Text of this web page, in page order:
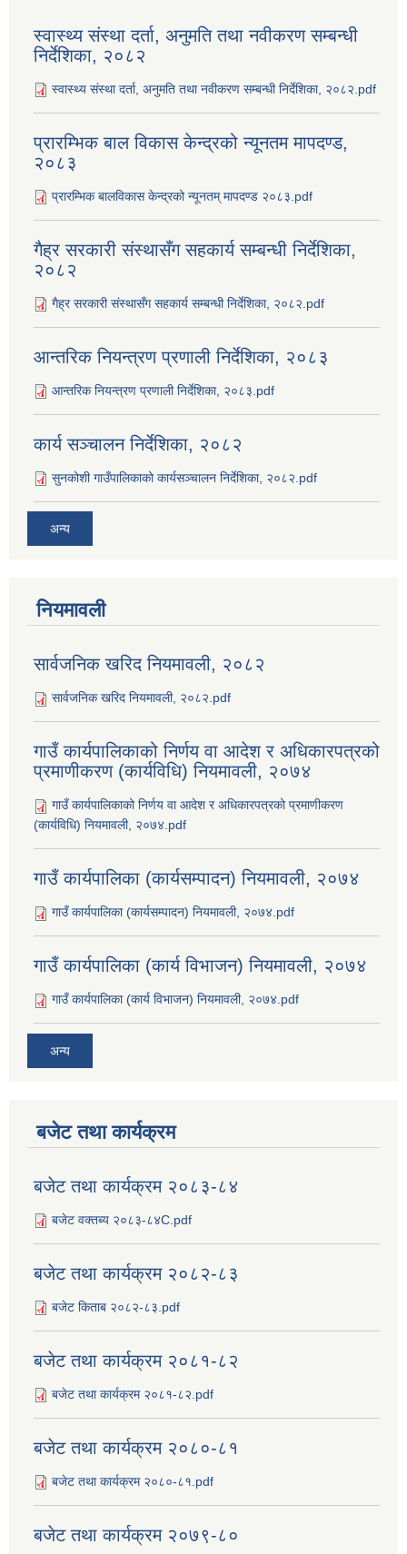
स्वास्थ्य संस्था दर्ता, अनुमति तथा नवीकरण सम्बन्धी
निर्देशिका, २०८२
स्वास्थ्य संस्था दर्ता, अनुमति तथा नवीकरण सम्बन्धी निर्देशिका, २०८२.pdf
प्रारम्भिक बाल विकास केन्द्रको न्यूनतम मापदण्ड,
२०८३
प्रारम्भिक बालविकास केन्द्रको न्यूनतम् मापदण्ड २०८३.pdf
गैह्र सरकारी संस्थासँग सहकार्य सम्बन्धी निर्देशिका,
२०८२
गैह्र सरकारी संस्थासँग सहकार्य सम्बन्धी निर्देशिका, २०८२.pdf
आन्तरिक नियन्त्रण प्रणाली निर्देशिका, २०८३
आन्तरिक नियन्त्रण प्रणाली निर्देशिका, २०८३.pdf
कार्य सञ्‍चालन निर्देशिका, २०८२
सुनकोशी गाउँपालिकाको कार्यसञ्‍चालन निर्देशिका, २०८२.pdf
अन्य
नियमावली
सार्वजनिक खरिद नियमावली, २०८२
सार्वजनिक खरिद नियमावली, २०८२.pdf
गाउँ कार्यपालिकाको निर्णय वा आदेश र अधिकारपत्रको
प्रमाणीकरण (कार्यविधि) नियमावली, २०७४
गाउँ कार्यपालिकाको निर्णय वा आदेश र अधिकारपत्रको प्रमाणीकरण
(कार्यविधि) नियमावली, २०७४.pdf
गाउँ कार्यपालिका (कार्यसम्पादन) नियमावली, २०७४
गाउँ कार्यपालिका (कार्यसम्पादन) नियमावली, २०७४.pdf
गाउँ कार्यपालिका (कार्य विभाजन) नियमावली, २०७४
गाउँ कार्यपालिका (कार्य विभाजन) नियमावली, २०७४.pdf
अन्य
बजेट तथा कार्यक्रम
बजेट तथा कार्यक्रम २०८३-८४
बजेट वक्तब्य २०८३-८४C.pdf
बजेट तथा कार्यक्रम २०८२-८३
बजेट किताब २०८२-८३.pdf
बजेट तथा कार्यक्रम २०८१-८२
बजेट तथा कार्यक्रम २०८१-८२.pdf
बजेट तथा कार्यक्रम २०८०-८१
बजेट तथा कार्यक्रम २०८०-८१.pdf
बजेट तथा कार्यक्रम २०७९-८०